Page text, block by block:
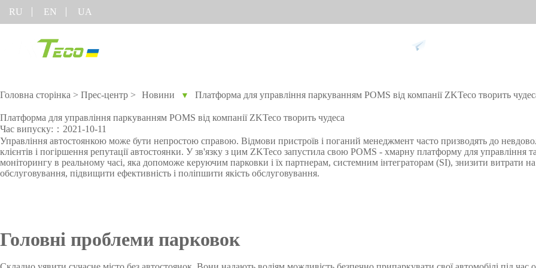
RU EN UA
забезпечення
Облік робочого часу
Контроль доступу
COVID-19
Більше>>
Відеодомофон
Більше>>
Облік
Облік
Технологія
розпізнавання осіб
Visible Light
TimeCube для обліку
відвідування
Облік робочого часу з
із ZKBioSecurity
управління Ліфтом
Система безпеки з
ZKBioSecurity
FAQ
Повідомити про
Головна сторінка > Прес-центр > Новини ▼ Платформа для управління паркуванням POMS від компанії ZKTeco творить
Платформа для управління паркуванням POMS від компанії ZKTeco творить чудеса
Час випуску:：2021-10-11
Управління автостоянкою може бути непростою справою. Відмови пристроїв і поганий менеджмент часто призводять до
клієнтів і погіршення репутації автостоянки. У зв'язку з цим ZKTeco запустила свою POMS - хмарну платформу для управління та
моніторингу в реальному часі, яка допоможе керуючим парковки і їх партнерам, системним інтеграторам (SI), знизити витрати на
обслуговування, підвищити ефективність і поліпшити якість обслуговування.
Головні проблеми парковок